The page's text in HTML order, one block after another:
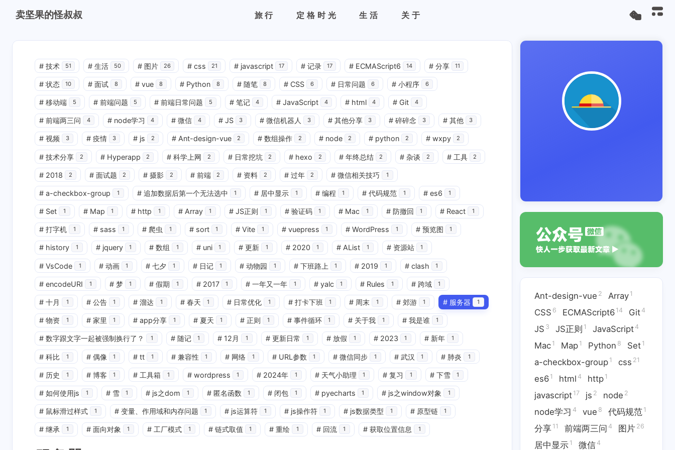
卖坚果的怪叔叔 旅行 定格时光 生活 关于
互动
最新评论
正在加载中...
兴趣点
寻找你感兴趣的领域
Ant-design-vue2 Array1 CSS6 ECMAScript6 JS
JS正则 JavaScript4 Mac1 Map1
a-checkbox-group1 css21 javascript17 js2
# 技术 51 # 生活 50 # 图片 26 # css 21 # javascript 17 # 记录 17 # ECMAScript6 14 # 分享 11
# 状态 10 # 面试 8 # vue 8 # Python 8 # 随笔 8 # CSS 6 # 日常问题 6 # 小程序 6
# 移动端 5 # 前端问题 5 # 前端日常问题 5 # 笔记 4 # JavaScript 4 # html 4 # Git 4
# 前端两三问 4 # node学习 4 # 微信 4 # JS 3 # 微信机器人 3 # 其他分享 3 # 碎碎念 3 # 其他 3
# 视频 3 # 疫情 3 # js 2 # Ant-design-vue 2 # 数组操作 2 # node 2 # python 2 # wxpy 2
# 技术分享 2 # Hyperapp 2 # 科学上网 2 # 日常挖坑 2 # hexo 2 # 年终总结 2 # 杂谈 2 # 工具 2
# 2018 2 # 面试题 2 # 摄影 2 # 前端 2 # 资料 2 # 过年 2 # 微信相关技巧 1
# a-checkbox-group 1 # 追加数据后第一个无法选中 1 # 居中显示 1 # 编程 1 # 代码规范 1 # es6 1
# Set 1 # Map 1 # http 1 # Array 1 # JS正则 1 # 验证码 1 # Mac 1 # 防撤回 1 # React 1
# 打字机 1 # sass 1 # 爬虫 1 # sort 1 # Vite 1 # vuepress 1 # WordPress 1 # 预览图 1
# history 1 # jquery 1 # 数组 1 # uni 1 # 更新 1 # 2020 1 # AList 1 # 资源站 1
# VsCode 1 # 动画 1 # 七夕 1 # 日记 1 # 动物园 1 # 下班路上 1 # 2019 1 # clash 1
# encodeURI 1 # 梦 1 # 假期 1 # 2017 1 # 一年又一年 1 # yalc 1 # Rules 1 # 跨域 1
# 十月 1 # 公告 1 # 溜达 1 # 春天 1 # 日常优化 1 # 打卡下班 1 # 周末 1 # 郊游 1 # 服务器 1
# 物资 1 # 家里 1 # app分享 1 # 夏天 1 # 正则 1 # 事件循环 1 # 关于我 1 # 我是谁 1
# 数字跟文字一起被强制换行了？ 1 # 随记 1 # 12月 1 # 更新日常 1 # 放假 1 # 2023 1 # 新年 1
# 科比 1 # 偶像 1 # tt 1 # 兼容性 1 # 网络 1 # URL参数 1 # 微信同步 1 # 武汉 1 # 肺炎 1
# 历史 1 # 博客 1 # 工具箱 1 # wordpress 1 # 2024年 1 # 天气小助理 1 # 复习 1 # 下雪 1
# 如何使用js 1 # 雪 1 # js之dom 1 # 匿名函数 1 # 闭包 1 # pyecharts 1 # js之window对象 1
# 鼠标滑过样式 1 # 变量、作用域和内存问题 1 # js运算符 1 # js操作符 1 # js数据类型 1 # 原型链 1
# 继承 1 # 面向对象 1 # 工厂模式 1 # 链式取值 1 # 重绘 1 # 回流 1 # 获取位置信息 1
Ant-design-vue 2 Array 1
CSS 6 ECMAScript6 14 Git 4
JS 3 JS正则 1 JavaScript 4
Mac 1 Map 1 Python 8 Set 1
a-checkbox-group 1 css 21
es6 1 html 4 http 1
javascript 17 js 2 node 2
node学习 4 vue 8 代码规范 1
分享 11 前端两三问 4 图片 26
居中显示 1 微信 4